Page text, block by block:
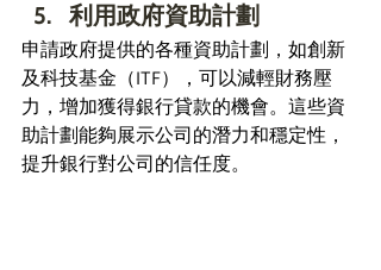
利用政府資助計劃
申請政府提供的各種資助計劃，如創新
及科技基金（ITF），可以減輕財務壓
力，增加獲得銀行貸款的機會。這些資
助計劃能夠展示公司的潛力和穩定性，
提升銀行對公司的信任度。